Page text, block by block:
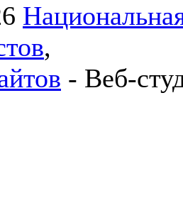
,
- Веб-